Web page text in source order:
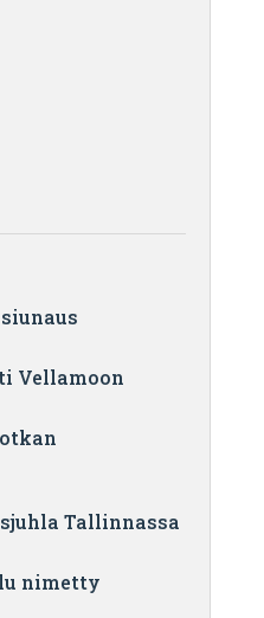
Vellamoon
Tallinnassa
nimetty